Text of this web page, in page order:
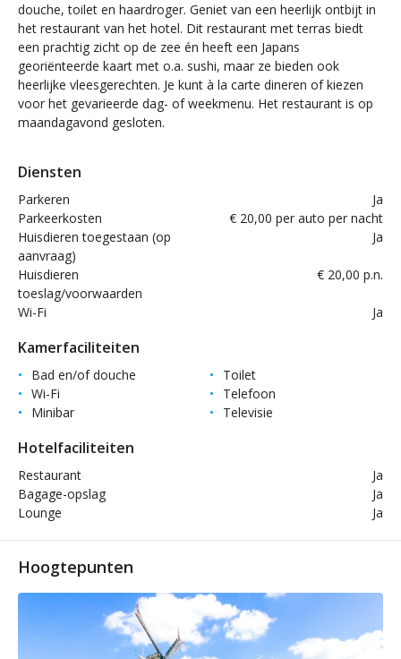
douche, toilet en haardroger. Geniet van een heerlijk ontbijt in
het restaurant van het hotel. Dit restaurant met terras biedt
een prachtig zicht op de zee én heeft een Japans
georiënteerde kaart met o.a. sushi, maar ze bieden ook
heerlijke vleesgerechten. Je kunt à la carte dineren of kiezen
voor het gevarieerde dag- of weekmenu. Het restaurant is op
maandagavond gesloten.
Diensten
Parkeren
Ja
Parkeerkosten
€ 20,00 per auto per nacht
Huisdieren toegestaan (op
aanvraag)
Ja
Huisdieren
toeslag/voorwaarden
€ 20,00 p.n.
Wi-Fi Ja
Kamerfaciliteiten
Bad en/of douche
Toilet
Wi-Fi
Telefoon
Minibar
Televisie
Hotelfaciliteiten
Restaurant
Ja
Bagage-opslag
Ja
Lounge
Ja
Hoogtepunten